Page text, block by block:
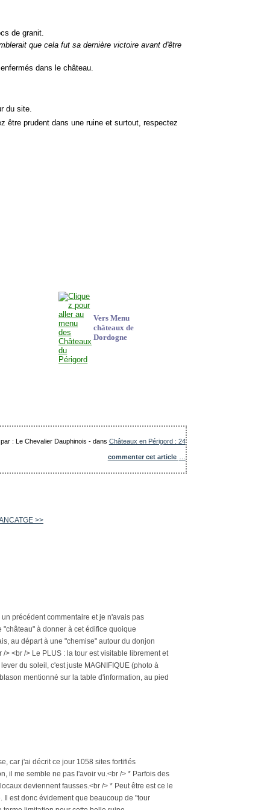
de granit.
que cela fut sa dernière victoire avant d'être
dans le château.
du site.
prudent dans une ruine et surtout, respectez
Vers Menu
châteaux de
Dordogne
: Le Chevalier Dauphinois -dans Châteaux en Périgord : 24
commenter cet article
>>
précédent commentaire et je n'avais pas
à donner à cet édifice quoique
au départ à une "chemise" autour du donjon
<br /> Le PLUS : la tour est visitable librement et
du soleil, c'est juste MAGNIFIQUE (photo à
mentionné sur la table d'information, au pied
car j'ai décrit ce jour 1058 sites fortifiés
il me semble ne pas l'avoir vu.<br /> * Parfois des
deviennent fausses.<br /> * Peut être est ce le
Il est donc évidement que beaucoup de "tour